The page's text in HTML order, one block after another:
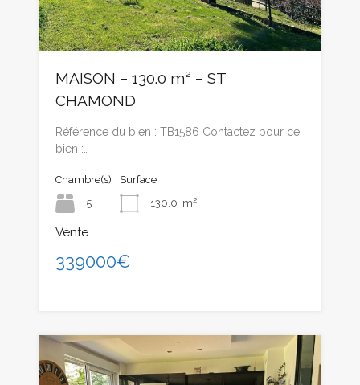
MAISON – 130.0 m² – ST
CHAMOND
Référence du bien : TB1586 Contactez pour ce
bien :…
Chambre(s)
5
Surface
130.0 m²
Vente
339000€